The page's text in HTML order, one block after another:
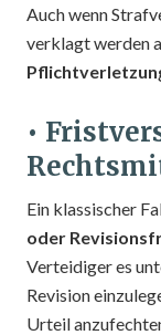
Auch wenn
verklagt werden
•
Ein klassischer
oder
Verteidiger es
Revision
Urteil